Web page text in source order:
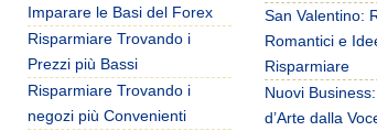
San Valentino:
Romantici e
Risparmiare
Nuovi
d’Arte dalla
Imparare le Basi del Forex
Risparmiare Trovando i
Prezzi più Bassi
Risparmiare Trovando i
negozi più Convenienti